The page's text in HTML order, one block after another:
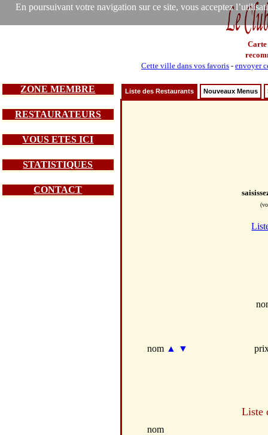
En poursuivant votre navigation sur ce site, vous acceptez
Carte
Cette ville dans vos favoris - envoyer
ZONE MEMBRE
RESTAURATEURS
VOUS ETES ICI
STATISTIQUES
CONTACT
Liste des Restaurants Nouveaux Menus
nom ▲ ▼
Liste
nom